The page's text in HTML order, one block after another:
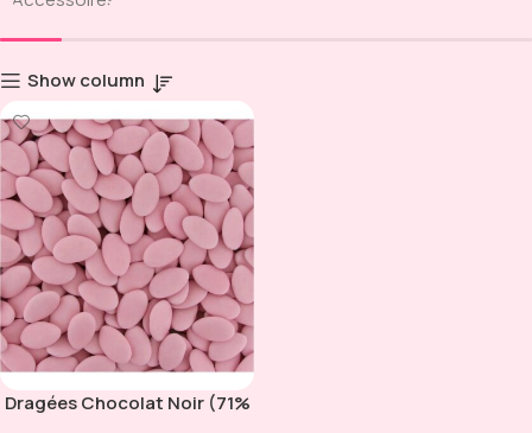
Show column
Dragées Chocolat Noir (71%